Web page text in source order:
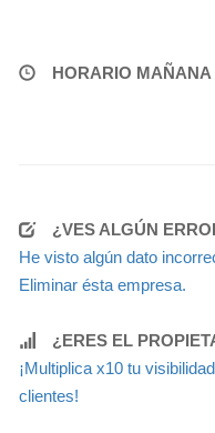
HORARIO MAÑANA
¿VES ALGÚN
He visto algún dato
Eliminar ésta empresa.
¿ERES EL
¡Multiplica x10 tu
clientes!